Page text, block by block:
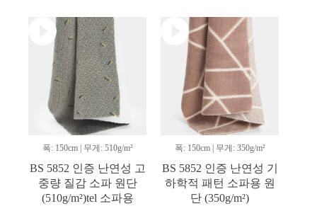
폭: 150cm | 무게: 510g/m²
BS 5852 인증 난연성 고
중량 질감 소파 원단
(510g/m²)tel 소파용
폭: 150cm | 무게: 350g/m²
BS 5852 인증 난연성 기
하학적 패턴 소파용 원
단 (350g/m²)